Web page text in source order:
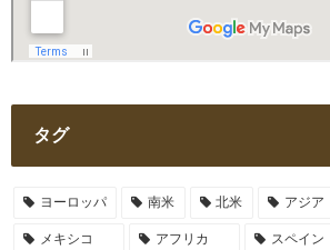
タグ
ヨーロッパ 南米 北米 アジア
メキシコ アフリカ スペイン